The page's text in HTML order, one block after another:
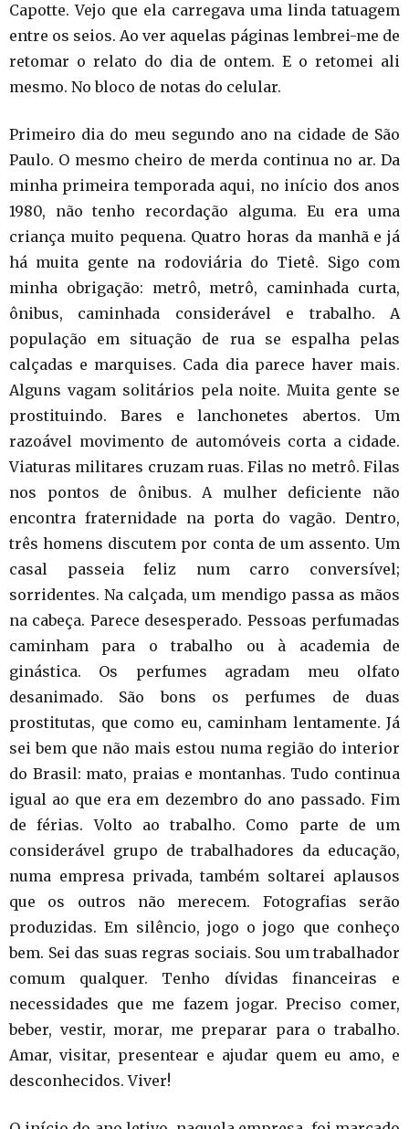
Capotte. Vejo que ela carregava uma linda tatuagem
entre os seios. Ao ver aquelas páginas lembrei-me de
retomar o relato do dia de ontem. E o retomei ali
mesmo. No bloco de notas do celular.
Primeiro dia do meu segundo ano na cidade de São
Paulo. O mesmo cheiro de merda continua no ar. Da
minha primeira temporada aqui, no início dos anos
1980, não tenho recordação alguma. Eu era uma
criança muito pequena. Quatro horas da manhã e já
há muita gente na rodoviária do Tietê. Sigo com
minha obrigação: metrô, metrô, caminhada curta,
ônibus, caminhada considerável e trabalho. A
população em situação de rua se espalha pelas
calçadas e marquises. Cada dia parece haver mais.
Alguns vagam solitários pela noite. Muita gente se
prostituindo. Bares e lanchonetes abertos. Um
razoável movimento de automóveis corta a cidade.
Viaturas militares cruzam ruas. Filas no metrô. Filas
nos pontos de ônibus. A mulher deficiente não
encontra fraternidade na porta do vagão. Dentro,
três homens discutem por conta de um assento. Um
casal passeia feliz num carro conversível;
sorridentes. Na calçada, um mendigo passa as mãos
na cabeça. Parece desesperado. Pessoas perfumadas
caminham para o trabalho ou à academia de
ginástica. Os perfumes agradam meu olfato
desanimado. São bons os perfumes de duas
prostitutas, que como eu, caminham lentamente. Já
sei bem que não mais estou numa região do interior
do Brasil: mato, praias e montanhas. Tudo continua
igual ao que era em dezembro do ano passado. Fim
de férias. Volto ao trabalho. Como parte de um
considerável grupo de trabalhadores da educação,
numa empresa privada, também soltarei aplausos
que os outros não merecem. Fotografias serão
produzidas. Em silêncio, jogo o jogo que conheço
bem. Sei das suas regras sociais. Sou um trabalhador
comum qualquer. Tenho dívidas financeiras e
necessidades que me fazem jogar. Preciso comer,
beber, vestir, morar, me preparar para o trabalho.
Amar, visitar, presentear e ajudar quem eu amo, e
desconhecidos. Viver!